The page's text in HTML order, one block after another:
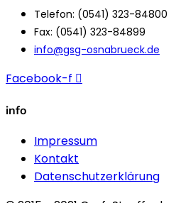
Telefon: (0541) 323-84800
Fax: (0541) 323-84899
info@gsg-osnabrueck.de
Facebook-f
info
Impressum
Kontakt
Datenschutzerklärung